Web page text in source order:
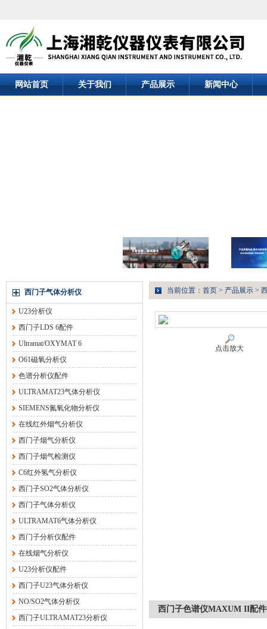
网站首页 关于我们 产品展示 新闻中心
西门子气体分析仪
U23分析仪
西门子LDS 6配件
Ultramat/OXYMAT 6
O61磁氧分析仪
色谱分析仪配件
ULTRAMAT23气体分析仪
SIEMENS氮氧化物分析仪
在线红外烟气分析仪
西门子烟气分析仪
西门子烟气检测仪
C6红外氢气分析仪
西门子SO2气体分析仪
西门子气体分析仪
ULTRAMAT6气体分析仪
西门子分析仪配件
在线烟气分析仪
U23分析仪配件
西门子U23气体分析仪
NO/SO2气体分析仪
西门子ULTRAMAT23分析仪
当前位置： 首页 > 产品展示 >
点击放大
西门子色谱仪MAXUM II配件